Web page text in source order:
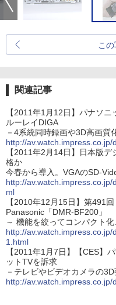
こ
関連記事
【2011年1月12日】パナソ
ルーレイDIGA
－4系統同時録画や3D高画質
http://
【2011年2月14日】日本版
格か
今春から導入。VGAのSD-
http://
ml
【2010年12月15日】第491
Panasonic「DMR-BF200」
～ 機能を絞ってコンパクト
http://
1.html
【2011年1月7日】【CES】
ットTVを訴求
－テレビやビデオカメラの3D
http://